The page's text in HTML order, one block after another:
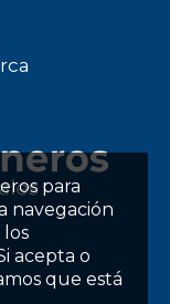
para
navegación
acepta o
que está